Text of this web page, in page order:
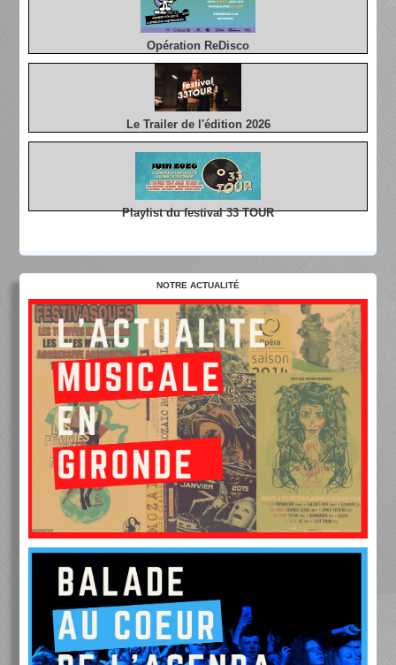
Opération ReDisco
Le Trailer de l'édition 2026
Playlist du festival 33 TOUR
NOTRE ACTUALITÉ